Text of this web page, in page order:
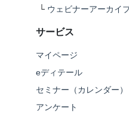
└ ウェビナーアーカイ
サービス
マイページ
eディテール
セミナー（カレンダー）
アンケート